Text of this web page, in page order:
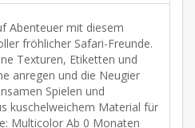
Abenteuer mit diesem
fröhlicher Safari-Freunde.
Texturen, Etiketten und
anregen und die Neugier
Spielen und
kuschelweichem Material für
Multicolor Ab 0 Monaten